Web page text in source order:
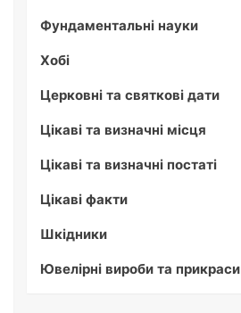
Фундаментальні науки
Хобі
Церковні та святкові дати
Цікаві та визначні місця
Цікаві та визначні постаті
Цікаві факти
Шкідники
Ювелірні вироби та прикраси